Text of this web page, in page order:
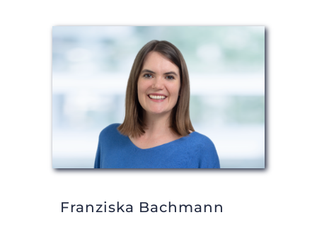
Franziska Bachmann